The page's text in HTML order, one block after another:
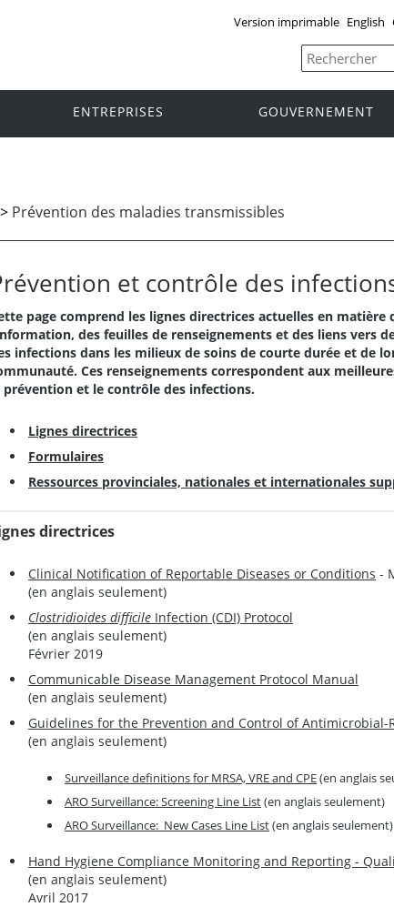
Version imprimable English
ENTREPRISES GOUVERNEMENT
> Prévention des maladies transmissibles
et contrôle des
page comprend les lignes directrices actuelles en
des feuilles de renseignements et des liens vers
infections dans les milieux de soins de courte durée et de
Ces renseignements correspondent aux
prévention et le contrôle des infections.
Lignes directrices
Formulaires
Ressources provinciales, nationales et internationales
directrices
Clinical Notification of Reportable Diseases or Conditions -
(en anglais seulement)
Clostridioides difficile Infection (CDI) Protocol
(en anglais seulement)
Février 2019
Communicable Disease Management Protocol Manual
(en anglais seulement)
Guidelines for the Prevention and Control of Antimicrobial-
(en anglais seulement)
Surveillance definitions for MRSA, VRE and CPE(en anglais
ARO Surveillance: Screening Line List(en anglais seulement)
ARO Surveillance: New Cases Line List(en anglais seulement)
Hand Hygiene Compliance Monitoring and Reporting -
(en anglais seulement)
Avril 2017